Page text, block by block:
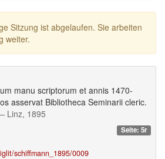
Sitzung ist abgelaufen. Sie arbeiten
weiter.
manu scriptorum et annis 1470-
asservat Bibliotheca Seminarii cleric.
Linz, 1895
Seite: 5r
schiffmann_1895/0009